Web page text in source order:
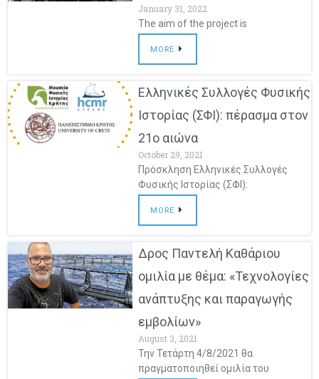
January 31, 2022
The aim of the project is
MORE
Ελληνικές Συλλογές Φυσικής
Ιστορίας (ΣΦΙ): πέρασμα στον
21ο αιώνα
October 29, 2021
Πρόσκληση Ελληνικές Συλλογές
Φυσικής Ιστορίας (ΣΦΙ):
MORE
Δρος Παντελή Καθάριου
ομιλία με θέμα: «Τεχνολογίες
ανάπτυξης και παραγωγής
εμβολίων»
August 3, 2021
Την Τετάρτη 4/8/2021 θα
πραγματοποιηθεί ομιλία του